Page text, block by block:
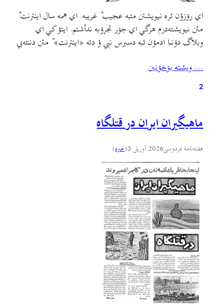
اي رۊزؤن ئره نيويشتن مئبه عجيب ٚ غريبه. اي همه سال اينترنت ٚ
مئن نيويشته‌درم هرگي اي جۊر تجرۊبه ندأشتم. ايتؤ کي اي
وبلاگ دۊنىا ادمؤن ئبه دسبرس نبي ؤ دئه «اينترنت» ٚ مئن دننئه‌بي
پيش تصميم بىته‌بۊم مي اطلاعات ؤ بنويشتأن ؤ مي…
… ويشته بۊخؤنين
2
ماهیگیران ايران در قتلگاه
هفته‌نامهٔ فردوسی2026 آوریل 3 (غىره)